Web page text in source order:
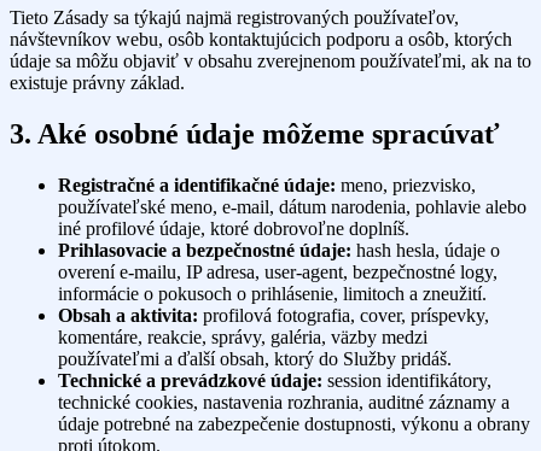
Tieto Zásady sa týkajú najmä registrovaných používateľov,
návštevníkov webu, osôb kontaktujúcich podporu a osôb, ktorých
údaje sa môžu objaviť v obsahu zverejnenom používateľmi, ak na to
existuje právny základ.
3. Aké osobné údaje môžeme spracúvať
Registračné a identifikačné údaje: meno, priezvisko,
používateľské meno, e-mail, dátum narodenia, pohlavie alebo
iné profilové údaje, ktoré dobrovoľne doplníš.
Prihlasovacie a bezpečnostné údaje: hash hesla, údaje o
overení e-mailu, IP adresa, user-agent, bezpečnostné logy,
informácie o pokusoch o prihlásenie, limitoch a zneužití.
Obsah a aktivita: profilová fotografia, cover, príspevky,
komentáre, reakcie, správy, galéria, väzby medzi
používateľmi a ďalší obsah, ktorý do Služby pridáš.
Technické a prevádzkové údaje: session identifikátory,
technické cookies, nastavenia rozhrania, auditné záznamy a
údaje potrebné na zabezpečenie dostupnosti, výkonu a obrany
proti útokom.